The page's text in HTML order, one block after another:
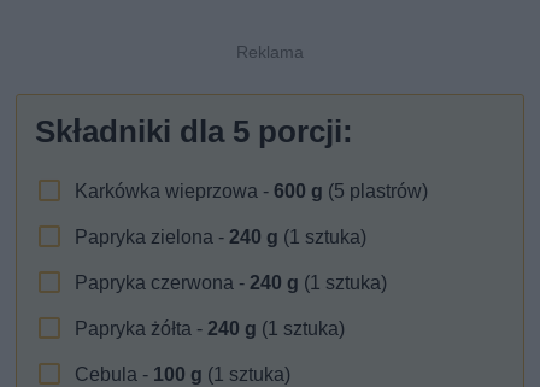
Składniki dla 5 porcji:
Karkówka wieprzowa -600 g (5 plastrów)
Papryka zielona -240 g (1 sztuka)
Papryka czerwona -240 g (1 sztuka)
Papryka żółta -240 g (1 sztuka)
Cebula - 100 g (1 sztuka)